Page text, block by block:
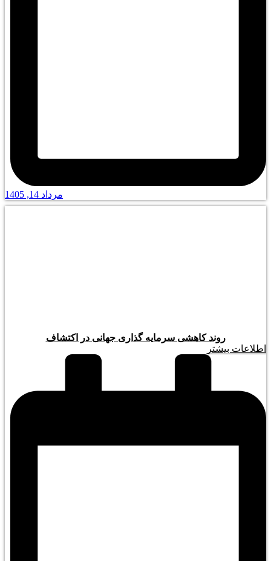
مرداد 14, 1405
روند کاهشی سرمایه گذاری جهانی در اکتشاف
اطلاعات بیشتر